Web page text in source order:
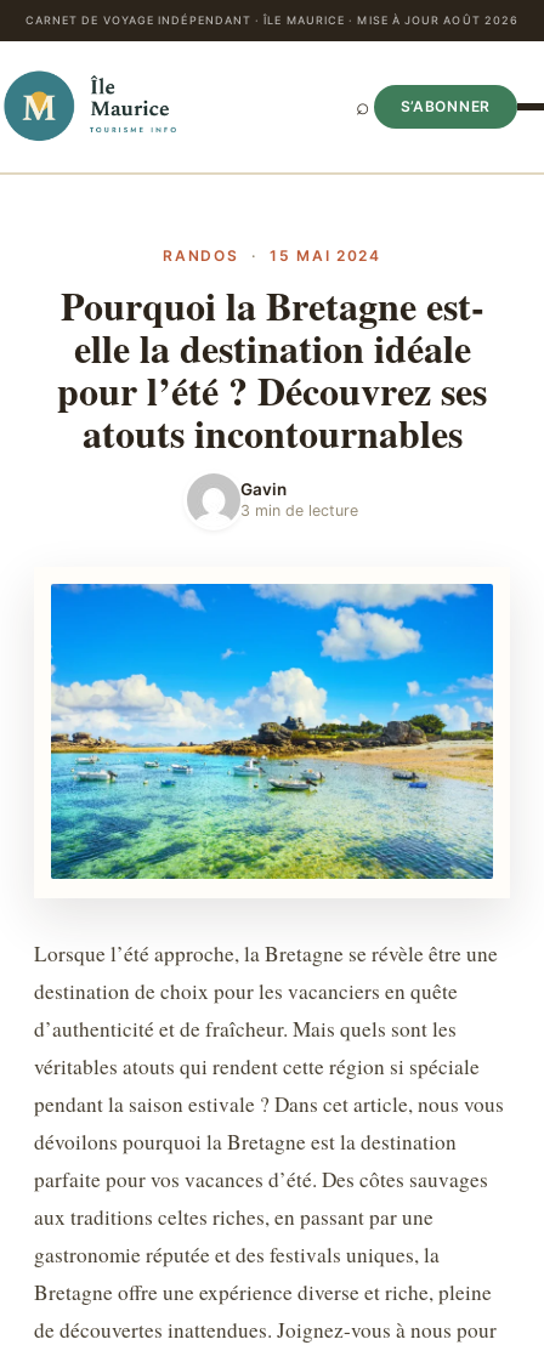
CARNET DE VOYAGE INDÉPENDANT · ÎLE MAURICE · MISE À JOUR AOÛT 2026
⌕ S’ABONNER
RANDOS · 15 MAI 2024
Pourquoi la Bretagne est-
elle la destination idéale
pour l’été ? Découvrez ses
atouts incontournables
Gavin
3 min de lecture
Lorsque l’été approche, la Bretagne se révèle être une
destination de choix pour les vacanciers en quête
d’authenticité et de fraîcheur. Mais quels sont les
véritables atouts qui rendent cette région si spéciale
pendant la saison estivale ? Dans cet article, nous vous
dévoilons pourquoi la Bretagne est la destination
parfaite pour vos vacances d’été. Des côtes sauvages
aux traditions celtes riches, en passant par une
gastronomie réputée et des festivals uniques, la
Bretagne offre une expérience diverse et riche, pleine
de découvertes inattendues. Joignez-vous à nous pour